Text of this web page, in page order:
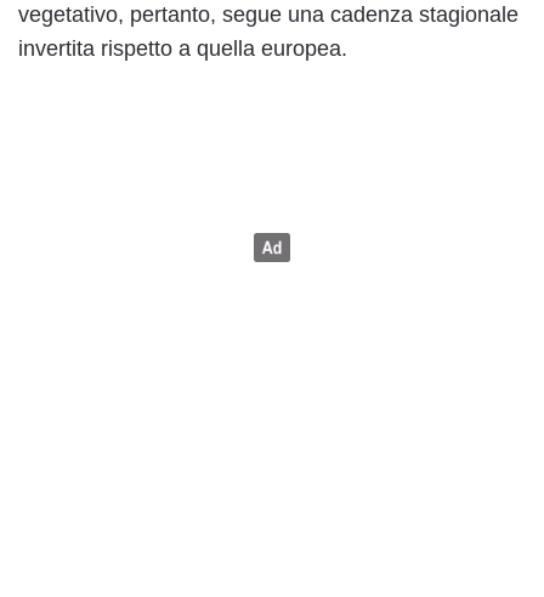
vegetativo, pertanto, segue una cadenza stagionale
invertita rispetto a quella europea.